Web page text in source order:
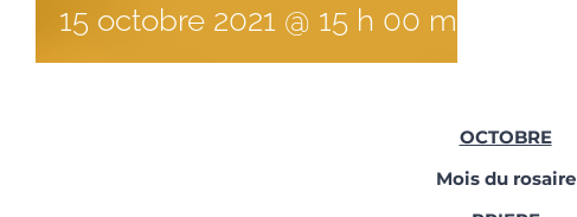
15 octobre 2021 @ 15 h 00 min
OCTOBRE
Mois du rosaire